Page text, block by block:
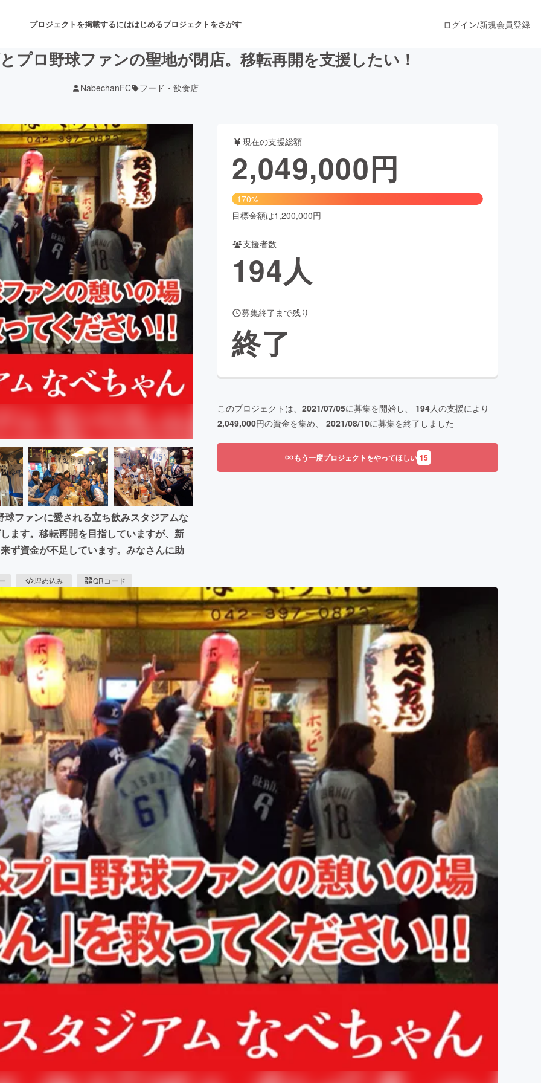
プロジェクトを掲載するにははじめるプロジェクトをさがす
音楽 舞台・パフォーマンス
ゲーム・サービス開発 フード・飲食店 ファッション
書籍・雑誌出版 アニメ・漫画
チャレンジ ビューティー・ヘルスケア
CAMPFIRE for Social GoodCAMPFIRE Creation
CAMPFIREふるさと納税machi-yaコミュニティ
ログイン/新規会員登録
プロ野球ファンの聖地が閉店。移転再開を支援したい！
NabechanFC フード・飲食店
ファンに愛される立ち飲みスタジアムな
ます。移転再開を目指していますが、新
ず資金が不足しています。みなさんに助
埋め込み QRコード
現在の支援総額
2,049,000円
170%
目標金額は1,200,000円
支援者数
194人
募集終了まで残り
終了
このプロジェクトは、 2021/07/05に募集を開始し、 194人の支援により
2,049,000円の資金を集め、 2021/08/10に募集を終了しました
もう一度プロジェクトをやってほしい 15